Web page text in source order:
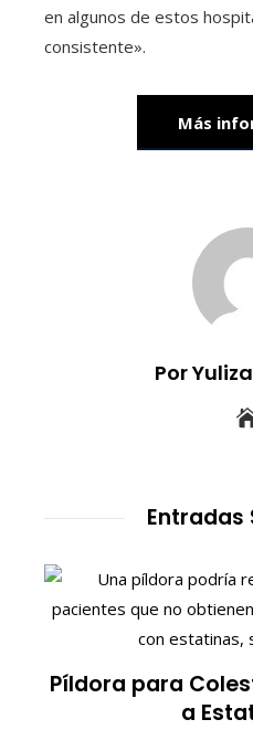
en algunos de estos
consistente».
Más
Por
Entradas
Píldora para
a